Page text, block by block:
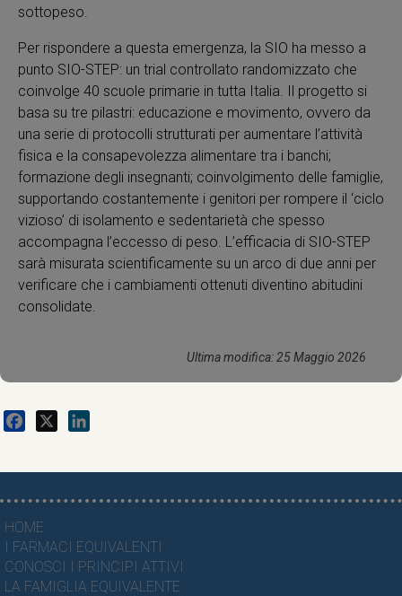
Ultima modifica: 25 Maggio 2026
sottopeso.
Per rispondere a questa emergenza, la SIO ha messo a
punto SIO-STEP: un trial controllato randomizzato che
coinvolge 40 scuole primarie in tutta Italia. Il progetto si
basa su tre pilastri: educazione e movimento, ovvero da
una serie di protocolli strutturati per aumentare l’attività
fisica e la consapevolezza alimentare tra i banchi;
formazione degli insegnanti; coinvolgimento delle famiglie,
supportando costantemente i genitori per rompere il ‘ciclo
vizioso’ di isolamento e sedentarietà che spesso
accompagna l’eccesso di peso. L’efficacia di SIO-STEP
sarà misurata scientificamente su un arco di due anni per
verificare che i cambiamenti ottenuti diventino abitudini
consolidate.
HOME
I FARMACI EQUIVALENTI
CONOSCI I PRINCIPI ATTIVI
LA FAMIGLIA EQUIVALENTE